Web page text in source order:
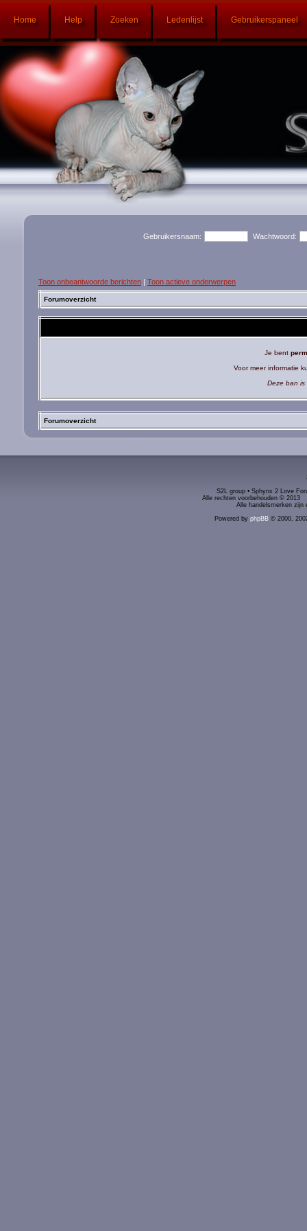
Home Help Zoeken Ledenlijst Gebruikerspaneel
Gebruikersnaam: Wachtwoord:
Toon onbeantwoorde berichten | Toon actieve onderwerpen
Forumoverzicht
Je bent
Voor meer informatie
Deze ban is
Forumoverzicht
S2L group • Sphynx 2 Love
Alle rechten voorbehouden ©
Alle handelsmerken zijn
Powered by phpBB© 2000,